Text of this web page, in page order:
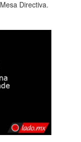
Directiva.